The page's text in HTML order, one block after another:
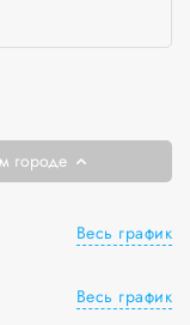
городе
Весь график
Весь график